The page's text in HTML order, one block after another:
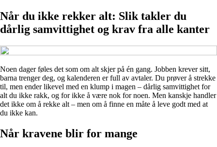
Når du ikke rekker alt: Slik takler du
dårlig samvittighet og krav fra alle kanter
Noen dager føles det som om alt skjer på én gang. Jobben krever sitt,
barna trenger deg, og kalenderen er full av avtaler. Du prøver å strekke
til, men ender likevel med en klump i magen – dårlig samvittighet for
alt du ikke rakk, og for ikke å være nok for noen. Men kanskje handler
det ikke om å rekke alt – men om å finne en måte å leve godt med at
du ikke kan.
Når kravene blir for mange